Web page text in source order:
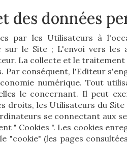
des données
par les Utilisateurs à
le Site ; L'envoi vers les
La collecte et le
Par conséquent, l'Editeur
numérique. Tout
le concernant. Il peut
droits, les Utilisateurs du
se connectant aux
" Cookies ". Les cookies
(les pages